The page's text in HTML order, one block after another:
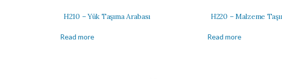
H210 – Yük Taşıma Arabası
Read more
H220 – Malzeme
Read more